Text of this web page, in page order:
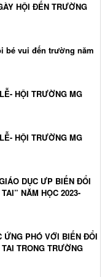
HỘI ĐẾN TRƯỜNG
bé vui đến trường năm
HỘI TRƯỜNG MG
HỘI TRƯỜNG MG
DỤC ƯP BIẾN ĐỔI
NĂM HỌC 2023-
ỨNG PHÓ VỚI BIẾN ĐỔI
TRONG TRƯỜNG